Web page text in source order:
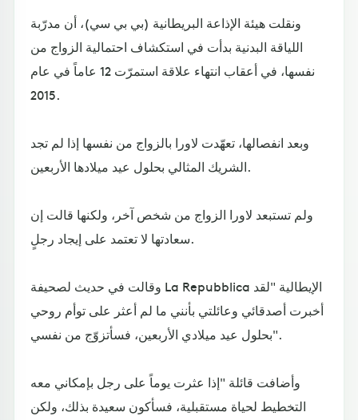
ونقلت هيئة الإذاعة البريطانية (بي بي سي)، أن مدرّبة
اللياقة البدنية بدأت في استكشاف احتمالية الزواج من
نفسها، في أعقاب انتهاء علاقة استمرّت 12 عاماً في عام
2015.
وبعد انفصالها، تعهّدت لاورا بالزواج من نفسها إذا لم تجد
الشريك المثالي بحلول عيد ميلادها الأربعين.
ولم تستبعد لاورا الزواج من شخص آخر، ولكنها قالت إن
سعادتها لا تعتمد على إيجاد رجلٍ.
وقالت في حديث لصحيفة La Repubblica الإيطالية "لقد
أخبرت أصدقائي وعائلتي بأنني ما لم أعثر على توأم روحي
بحلول عيد ميلادي الأربعين، فسأتزوّج من نفسي".
وأضافت قائلة "إذا عثرت يوماً على رجل بإمكاني معه
التخطيط لحياة مستقبلية، فسأكون سعيدة بذلك، ولكن